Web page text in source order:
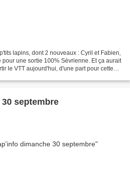
lapins, dont 2 nouveaux : Cyril et Fabien,
une sortie 100% Sèvrienne. Et ça aurait
le VTT aujourd'hui, d'une part pour cette
septembre